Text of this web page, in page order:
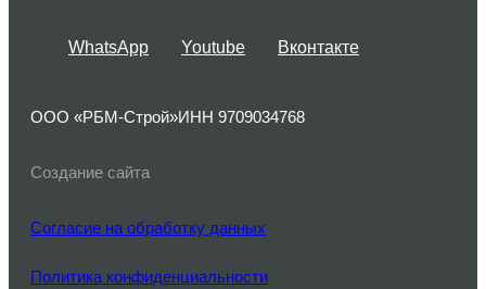
WhatsApp Youtube Вконтакте
ООО «РБМ-Строй»ИНН 9709034768
Создание сайта
Согласие на обработку данных
Политика конфиденциальности